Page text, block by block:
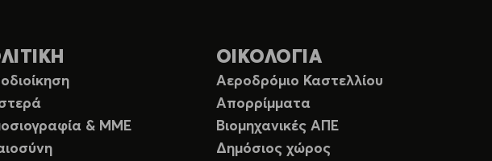
& ΜΜΕ
ΟΙΚΟΛΟΓΙΑ
Αεροδρόμιο Καστελλίου
Απορρίμματα
Βιομηχανικές ΑΠΕ
Δημόσιος χώρος